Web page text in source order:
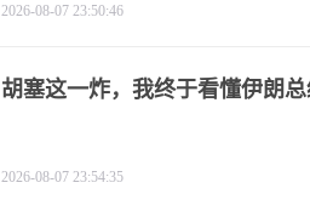
2026-08-07 23:50:46
胡塞这一炸，我终于看懂伊朗
2026-08-07 23:54:35